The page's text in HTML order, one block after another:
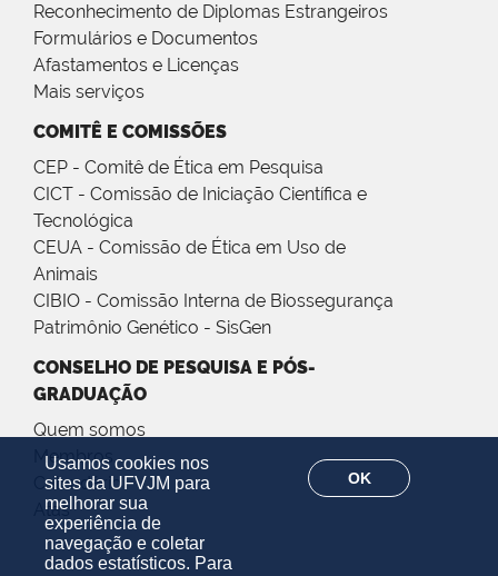
Usamos cookies nos
sites da UFVJM para
melhorar sua
experiência de
navegação e coletar
dados estatísticos. Para
OK
Reconhecimento de Diplomas Estrangeiros
Formulários e Documentos
Afastamentos e Licenças
Mais serviços
COMITÊ E COMISSÕES
CEP - Comitê de Ética em Pesquisa
CICT - Comissão de Iniciação Científica e
Tecnológica
CEUA - Comissão de Ética em Uso de
Animais
CIBIO - Comissão Interna de Biossegurança
Patrimônio Genético - SisGen
CONSELHO DE PESQUISA E PÓS-
GRADUAÇÃO
Quem somos
Membros
Calendário
Atas